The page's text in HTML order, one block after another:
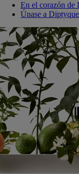
En el corazón de
Únase a Diptyque